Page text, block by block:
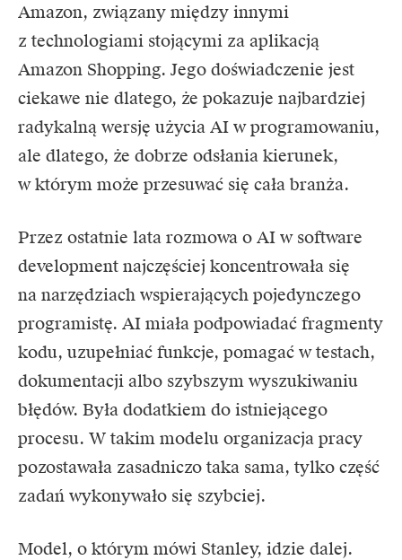
Amazon, związany między innymi
z technologiami stojącymi za aplikacją
Amazon Shopping. Jego doświadczenie jest
ciekawe nie dlatego, że pokazuje najbardziej
radykalną wersję użycia AI w programowaniu,
ale dlatego, że dobrze odsłania kierunek,
w którym może przesuwać się cała branża.
Przez ostatnie lata rozmowa o AI w software
development najczęściej koncentrowała się
na narzędziach wspierających pojedynczego
programistę. AI miała podpowiadać fragmenty
kodu, uzupełniać funkcje, pomagać w testach,
dokumentacji albo szybszym wyszukiwaniu
błędów. Była dodatkiem do istniejącego
procesu. W takim modelu organizacja pracy
pozostawała zasadniczo taka sama, tylko część
zadań wykonywało się szybciej.
Model, o którym mówi Stanley, idzie dalej.